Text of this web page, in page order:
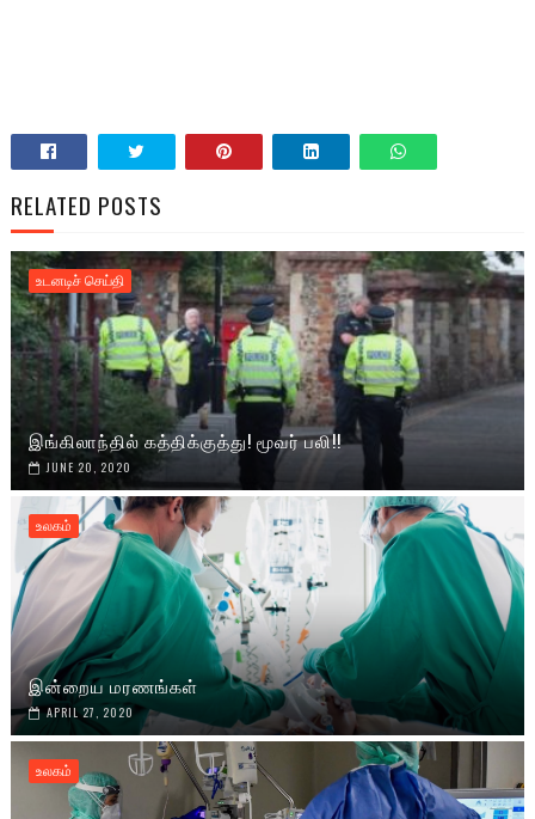
RELATED POSTS
உடனடிச் செய்தி
இங்கிலாந்தில் கத்திக்குத்து! மூவர் பலி!!
JUNE 20, 2020
உலகம்
இன்றைய மரணங்கள்
APRIL 27, 2020
உலகம்